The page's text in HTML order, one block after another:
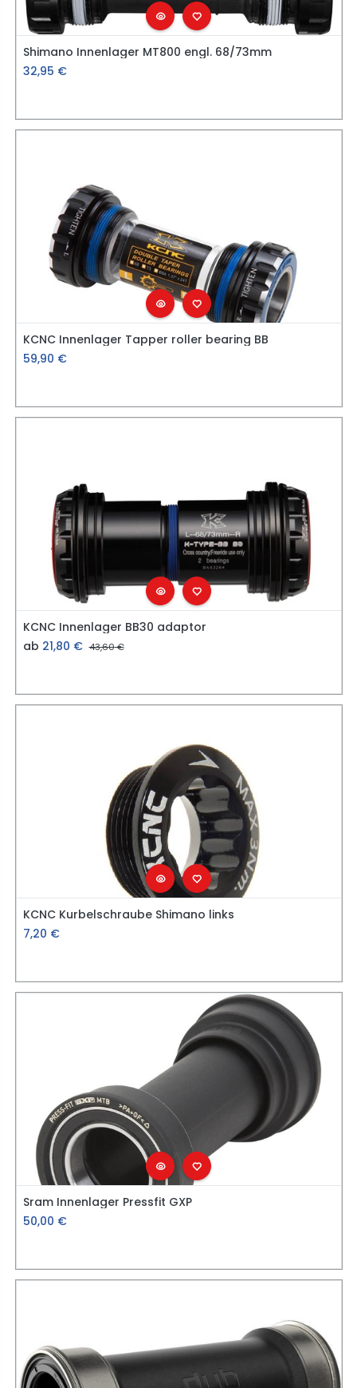
Shimano Innenlager MT800 engl. 68/73mm
32,95 €
KCNC Innenlager Tapper roller bearing BB
59,90 €
KCNC Innenlager BB30 adaptor
ab 21,80 € 43,60€
KCNC Kurbelschraube Shimano links
7,20 €
Sram Innenlager Pressfit GXP
50,00 €